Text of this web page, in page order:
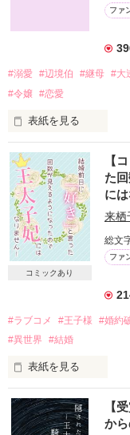
ファ
#溺愛 #辺境伯 #継母 #大
#令嬢 #恋愛
表紙を見る
傷モノの子爵令嬢アイ
×
イケメン冷徹辺境伯
父の再婚後、絶世の
義妹に虐げられる日
実は、彼女の目元に
てしまった。
ある日、ひょんなこ
目元の傷を隠して参
って仮面が剥がされて
抜群の容姿の良さで
る重要な秘密を抱
コミックあり
【
た
に
来栖
総文
ファ
#ラブコメ #王子様 #婚約
#異世界
#結婚
表紙を見る
＊お知らせ＊
コミカライズがはじ
【
か